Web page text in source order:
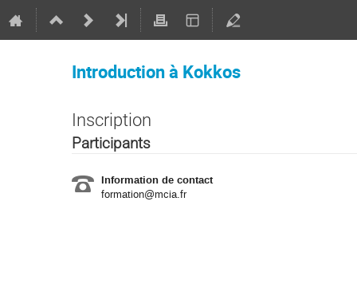
Introduction à Kokkos
Inscription
Participants
Information de contact
formation@mcia.fr